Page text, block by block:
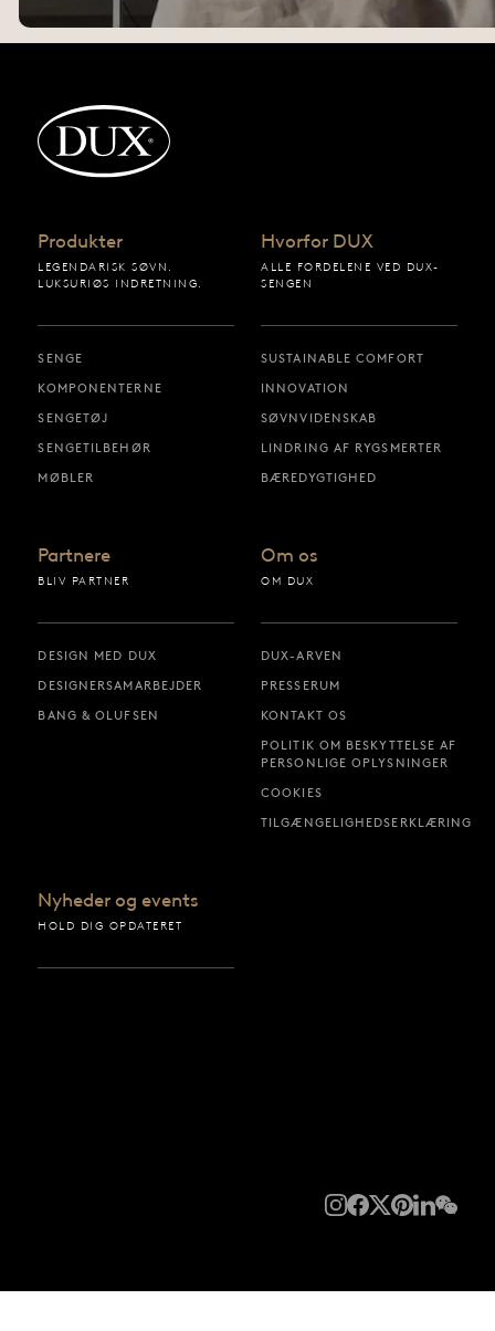
Produkter
LEGENDARISK SØVN.
LUKSURIØS INDRETNING.
SENGE
KOMPONENTERNE
SENGETØJ
SENGETILBEHØR
MØBLER
Hvorfor DUX
ALLE FORDELENE VED DUX-
SENGEN
SUSTAINABLE COMFORT
INNOVATION
SØVNVIDENSKAB
LINDRING AF RYGSMERTER
BÆREDYGTIGHED
Partnere
BLIV PARTNER
DESIGN MED DUX
DESIGNERSAMARBEJDER
BANG & OLUFSEN
Om os
OM DUX
DUX-ARVEN
PRESSERUM
KONTAKT OS
POLITIK OM BESKYTTELSE AF
PERSONLIGE OPLYSNINGER
COOKIES
TILGÆNGELIGHEDSERKLÆRING
Nyheder og events
HOLD DIG OPDATERET